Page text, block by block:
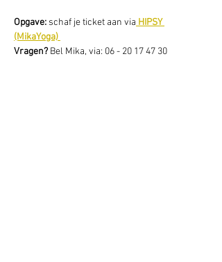
Opgave: schaf je ticket aan via HIPSY
(MikaYoga)
Vragen? Bel Mika, via: 06 - 20 17 47 30